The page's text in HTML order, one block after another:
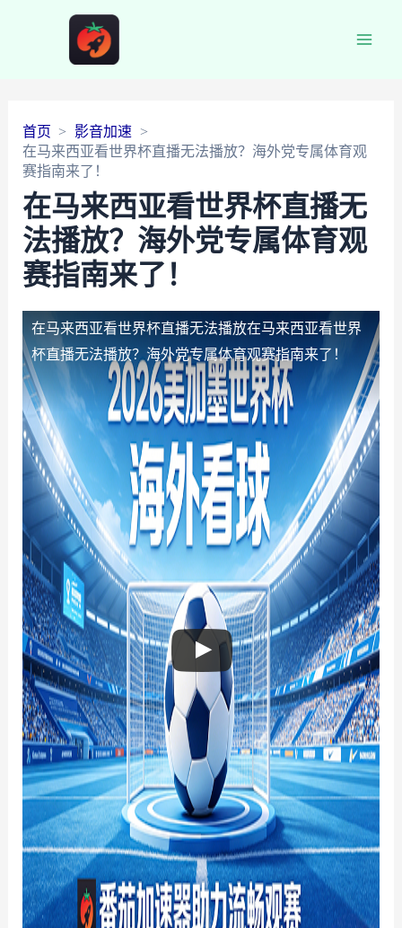
首页
影音加速
在马来西亚看世界杯直播无法播放？海外党专属体育观
赛指南来了！
在马来西亚看世界杯直播无
法播放？海外党专属体育观
赛指南来了！
在马来西亚看世界杯直播无法播放在马来西亚看世界
杯直播无法播放？海外党专属体育观赛指南来了！